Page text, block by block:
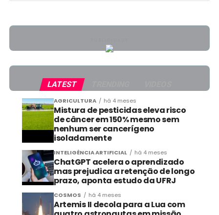
LATEST
AGRICULTURA há 4 meses
Mistura de pesticidas eleva risco
de câncer em 150% mesmo sem
nenhum ser cancerígeno
isoladamente
INTELIGÊNCIA ARTIFICIAL há 4 meses
ChatGPT acelera o aprendizado
mas prejudica a retenção de longo
prazo, aponta estudo da UFRJ
COSMOS há 4 meses
Artemis II decola para a Lua com